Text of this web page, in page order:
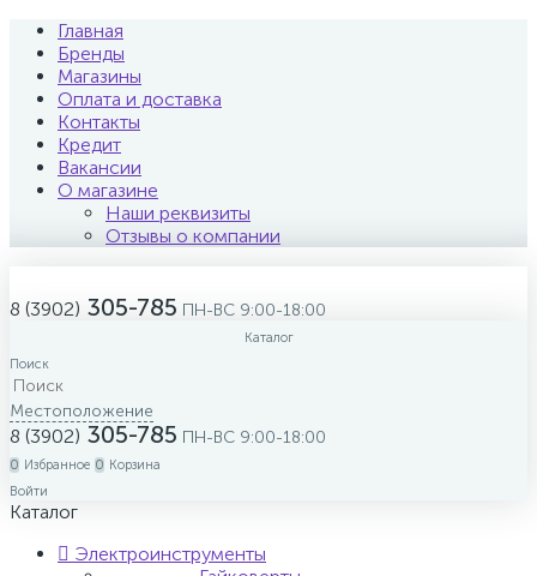
Главная
Бренды
Магазины
Оплата и доставка
Контакты
Кредит
Вакансии
О магазине
Наши реквизиты
Отзывы о компании
8 (3902) 305-785 ПН-ВС 9:00-18:00
Каталог
Поиск
Местоположение
8 (3902) 305-785 ПН-ВС 9:00-18:00
0 Избранное 0 Корзина
Войти
Каталог
Электроинструменты